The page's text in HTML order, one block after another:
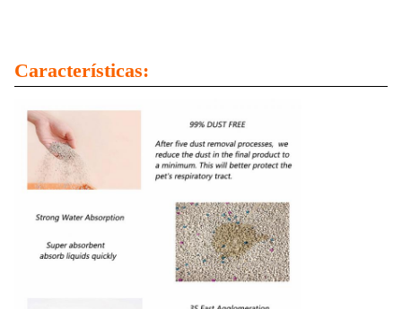
Características: